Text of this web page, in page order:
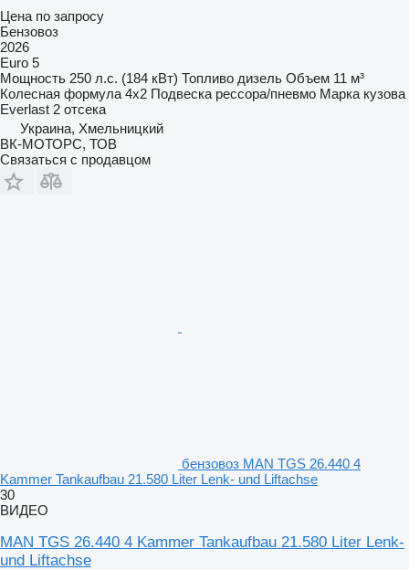
Цена по запросу
Бензовоз
2026
Euro 5
Мощность 250 л.с. (184 кВт) Топливо дизель Объем 11 м³
Колесная формула 4x2 Подвеска рессора/пневмо Марка кузова
Everlast 2 отсека
Украина, Хмельницкий
ВК-МОТОРС, ТОВ
Связаться с продавцом
бензовоз MAN TGS 26.440 4
Kammer Tankaufbau 21.580 Liter Lenk- und Liftachse
30
ВИДЕО
MAN TGS 26.440 4 Kammer Tankaufbau 21.580 Liter Lenk-
und Liftachse